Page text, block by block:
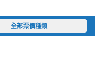
全部票價種類